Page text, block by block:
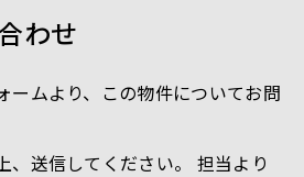
わせ
ームより、この物件についてお問
、送信してください。 担当より